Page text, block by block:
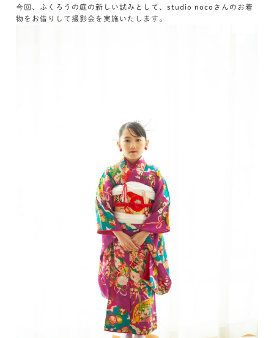
今回、ふくろうの庭の新しい試みとして、studio nocoさんのお着
物をお借りして撮影会を実施いたします。